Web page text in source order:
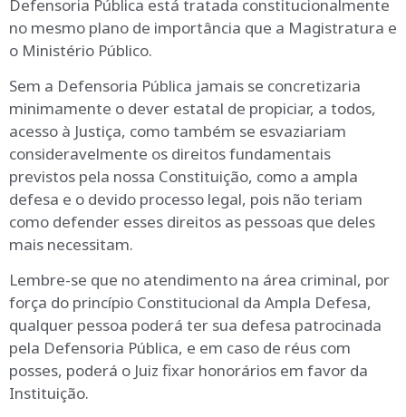
Defensoria Pública está tratada constitucionalmente
no mesmo plano de importância que a Magistratura e
o Ministério Público.
Sem a Defensoria Pública jamais se concretizaria
minimamente o dever estatal de propiciar, a todos,
acesso à Justiça, como também se esvaziariam
consideravelmente os direitos fundamentais
previstos pela nossa Constituição, como a ampla
defesa e o devido processo legal, pois não teriam
como defender esses direitos as pessoas que deles
mais necessitam.
Lembre-se que no atendimento na área criminal, por
força do princípio Constitucional da Ampla Defesa,
qualquer pessoa poderá ter sua defesa patrocinada
pela Defensoria Pública, e em caso de réus com
posses, poderá o Juiz fixar honorários em favor da
Instituição.